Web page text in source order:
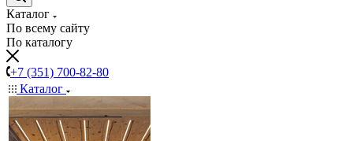
Каталог
По всему сайту
По каталогу
+7 (351) 700-82-80
Каталог